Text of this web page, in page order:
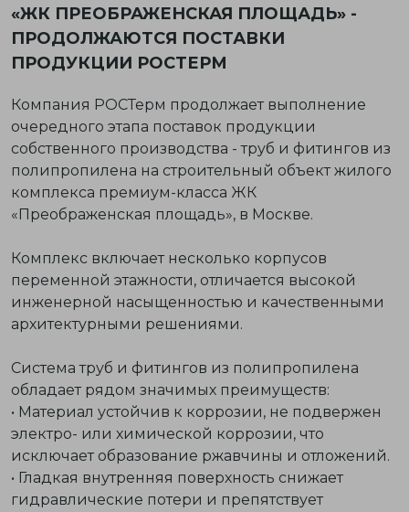
«ЖК ПРЕОБРАЖЕНСКАЯ ПЛОЩАДЬ» -
ПРОДОЛЖАЮТСЯ ПОСТАВКИ
ПРОДУКЦИИ РОСТЕРМ
Компания РОСТерм продолжает выполнение
очередного этапа поставок продукции
собственного производства -труб и фитингов из
полипропилена на строительный объект жилого
комплекса премиум-класса ЖК
«Преображенская площадь», в Москве.
Комплекс включает несколько корпусов
переменной этажности, отличается высокой
инженерной насыщенностью и качественными
архитектурными решениями.
Система труб и фитингов из полипропилена
обладает рядом значимых преимуществ:
• Материал устойчив к коррозии, не подвержен
электро- или химической коррозии, что
исключает образование ржавчины и отложений.
• Гладкая внутренняя поверхность снижает
гидравлические потери и препятствует